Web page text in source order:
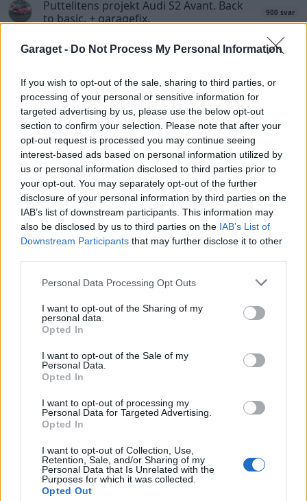
Garaget - Do Not Process My Personal Information
If you wish to opt-out of the sale, sharing to third parties, or
processing of your personal or sensitive information for
targeted advertising by us, please use the below opt-out
section to confirm your selection. Please note that after your
opt-out request is processed you may continue seeing
interest-based ads based on personal information utilized by
us or personal information disclosed to third parties prior to
your opt-out. You may separately opt-out of the further
disclosure of your personal information by third parties on the
IAB’s list of downstream participants. This information may
also be disclosed by us to third parties on the IAB’s List of
Downstream Participants that may further disclose it to other
Personal Data Processing Opt Outs
I want to opt-out of the Sharing of my
personal data.
Opted In
I want to opt-out of the Sale of my
Personal Data.
Opted In
I want to opt-out of processing my
Personal Data for Targeted Advertising.
Opted In
I want to opt-out of Collection, Use,
Retention, Sale, and/or Sharing of my
Personal Data that Is Unrelated with the
Purposes for which it was collected.
Opted Out
Puttelitens projekt Audi S2 Avant. Back
to basic. + garagefix.
900 svar
Senaste inlägget avStol3n_Identity fredag 10:06i Projekt
Manta b som ska räddas (kaross eller
delar sökes)
122 svar
Senaste inlägget av Tyfors torsdag 23:25 Projekt
Huggern goes big block with 427 ZL-1! 551 svar
Senaste inlägget avhugger69 torsdag 23:01i Projekt
Camaro som bruksbil?! 57 svar
Senaste inlägget avEv_volvo142 torsdag 22:10iProjekt
Volkswagen split bus t1 1962
Senaste inlägget av Projekt
Senaste inlägget av Marurb1 onsdag 23:42 Projekt
Renovering av en Honda Civic Aerodeck
VTi
Senaste inlägget avXebers76 onsdag 20:48 Projekt
Nyaste forumtrådarna
BMW 523i Touring E61, 2007. Hjulhuset
lägre på höger sida.
Senaste inlägget av